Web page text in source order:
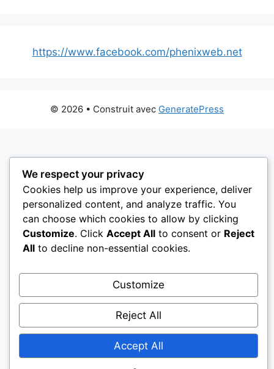
https://www.facebook.com/phenixweb.net
© 2026 • Construit avec GeneratePress
We respect your privacy
Cookies help us improve your experience, deliver
personalized content, and analyze traffic. You
can choose which cookies to allow by clicking
Customize. Click Accept All to consent or Reject
All to decline non-essential cookies.
Customize
Reject All
Accept All